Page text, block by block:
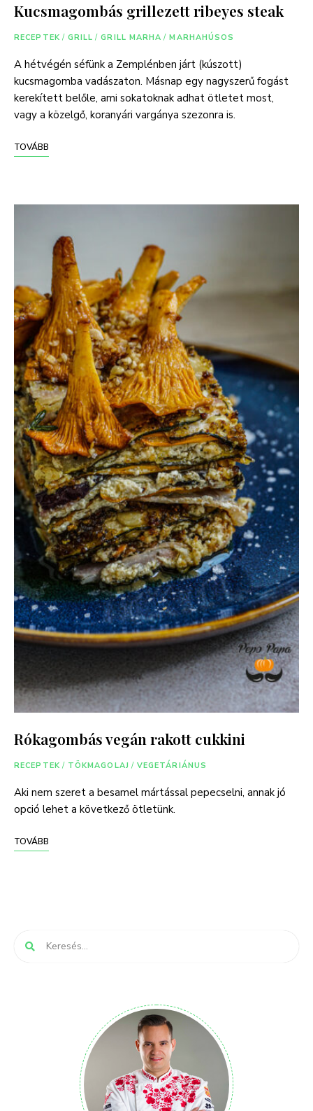
Kucsmagombás grillezett ribeyes steak
RECEPTEK / GRILL / GRILL MARHA / MARHAHÚSOS
A hétvégén séfünk a Zemplénben járt (kúszott)
kucsmagomba vadászaton. Másnap egy nagyszerű fogást
kerekített belőle, ami sokatoknak adhat ötletet most,
vagy a közelgő, koranyári vargánya szezonra is.
TOVÁBB
Rókagombás vegán rakott cukkini
RECEPTEK / TÖKMAGOLAJ / VEGETÁRIÁNUS
Aki nem szeret a besamel mártással pepecselni, annak jó
opció lehet a következő ötletünk.
TOVÁBB